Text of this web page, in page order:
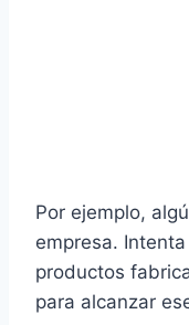
Por ejemplo,
empresa.
productos
para alcanzar